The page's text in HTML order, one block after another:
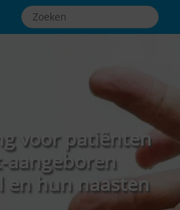
voor patiënten
aangeboren
en hun naasten